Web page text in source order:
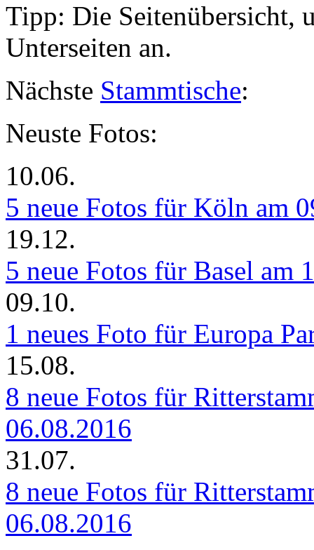
Tipp: Die Seitenübersicht,
Unterseiten an.
Nächste Stammtische:
Neuste Fotos:
10.06.
5 neue Fotos für Köln am
19.12.
5 neue Fotos für Basel am
09.10.
1 neues Foto für Europa
15.08.
8 neue Fotos für
06.08.2016
31.07.
8 neue Fotos für
06.08.2016